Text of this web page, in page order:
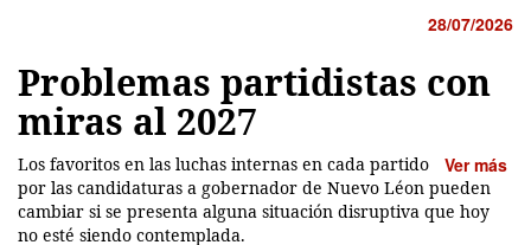
28/07/2026
Problemas partidistas con
miras al 2027
Ver más
Los favoritos en las luchas internas en cada partido
por las candidaturas a gobernador de Nuevo Léon pueden
cambiar si se presenta alguna situación disruptiva que hoy
no esté siendo contemplada.